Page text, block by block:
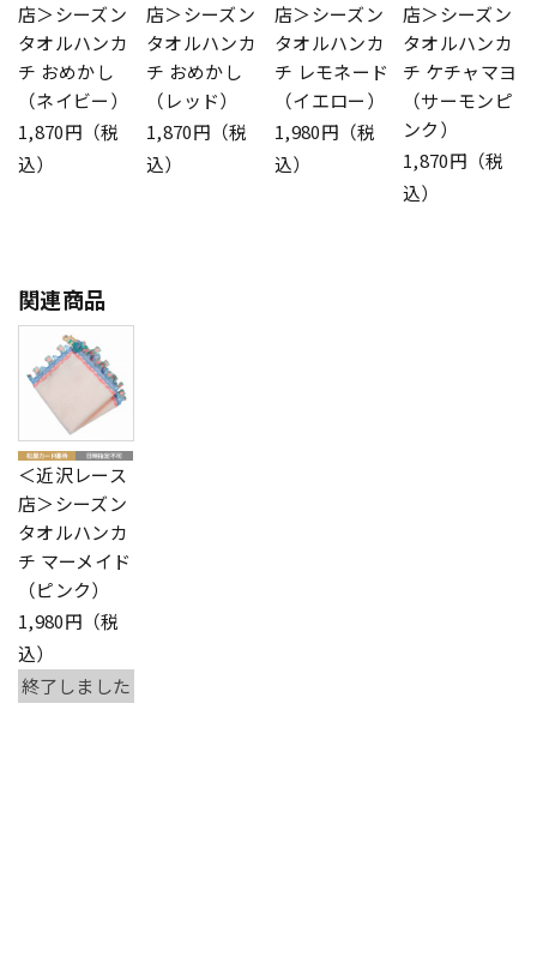
店＞シーズン
タオルハンカ
チ おめかし
（ネイビー）
1,870円（税
込）
店＞シーズン
タオルハンカ
チ おめかし
（レッド）
1,870円（税
込）
店＞シーズン
タオルハンカ
チ レモネード
（イエロー）
1,980円（税
込）
店＞シーズン
タオルハンカ
チ ケチャマヨ
（サーモンピ
ンク）
1,870円（税
込）
関連商品
＜近沢レース
店＞シーズン
タオルハンカ
チ マーメイド
（ピンク）
1,980円（税
込）
終了しました